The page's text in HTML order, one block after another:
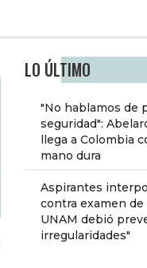
LO ÚLTIMO
"No hablamos de
seguridad":
llega a Colombia
mano dura
Aspirantes
contra examen de
UNAM debió
irregularidades"